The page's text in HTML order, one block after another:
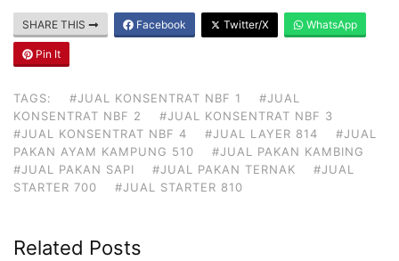
SHARE THIS Facebook Twitter/X WhatsApp
Pin It
TAGS: #JUAL KONSENTRAT NBF 1
#JUAL
KONSENTRAT NBF 2
#JUAL KONSENTRAT NBF 3
#JUAL KONSENTRAT NBF 4
#JUAL LAYER 814
#JUAL
PAKAN AYAM KAMPUNG 510
#JUAL PAKAN KAMBING
#JUAL PAKAN SAPI
#JUAL PAKAN TERNAK
#JUAL
STARTER 700
#JUAL STARTER 810
Related Posts